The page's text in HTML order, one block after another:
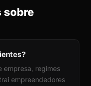
sobre
empresa, regimes
empreendedores